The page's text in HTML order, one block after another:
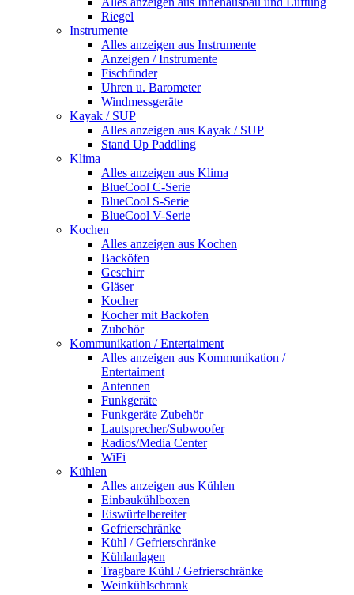
Riegel
Instrumente
Alles anzeigen aus Instrumente
Anzeigen / Instrumente
Fischfinder
Uhren u. Barometer
Windmessgeräte
Kayak / SUP
Alles anzeigen aus Kayak / SUP
Stand Up Paddling
Klima
Alles anzeigen aus Klima
BlueCool C-Serie
BlueCool S-Serie
BlueCool V-Serie
Kochen
Alles anzeigen aus Kochen
Backöfen
Geschirr
Gläser
Kocher
Kocher mit Backofen
Zubehör
Kommunikation / Entertaiment
Alles anzeigen aus Kommunikation /
Entertaiment
Antennen
Funkgeräte
Funkgeräte Zubehör
Lautsprecher/Subwoofer
Radios/Media Center
WiFi
Kühlen
Alles anzeigen aus Kühlen
Einbaukühlboxen
Eiswürfelbereiter
Gefrierschränke
Kühl / Gefrierschränke
Kühlanlagen
Tragbare Kühl / Gefrierschränke
Weinkühlschrank